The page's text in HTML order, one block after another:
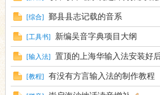
[综合] 鄞县县志记载的音系
[工具书] 新编吴音字典项目大纲
[输入法] 置顶的上海华输入法安装好
[教程] 有没有方言输入法的制作教程